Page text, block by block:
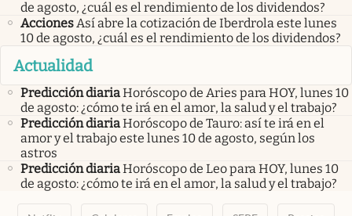
de agosto, ¿cuál es el rendimiento de los dividendos?
AccionesAsí abre la cotización de Iberdrola este lunes
10 de agosto, ¿cuál es el rendimiento de los dividendos?
Actualidad
Predicción diariaHoróscopo de Aries para HOY, lunes 10
de agosto: ¿cómo te irá en el amor, la salud y el trabajo?
Predicción diariaHoróscopo de Tauro: así te irá en el
amor y el trabajo este lunes 10 de agosto, según los
astros
Predicción diariaHoróscopo de Leo para HOY, lunes 10
de agosto: ¿cómo te irá en el amor, la salud y el trabajo?